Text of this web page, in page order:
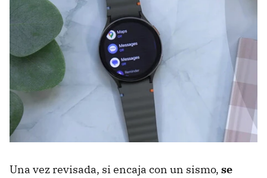
Una vez revisada, si encaja con un sismo, se